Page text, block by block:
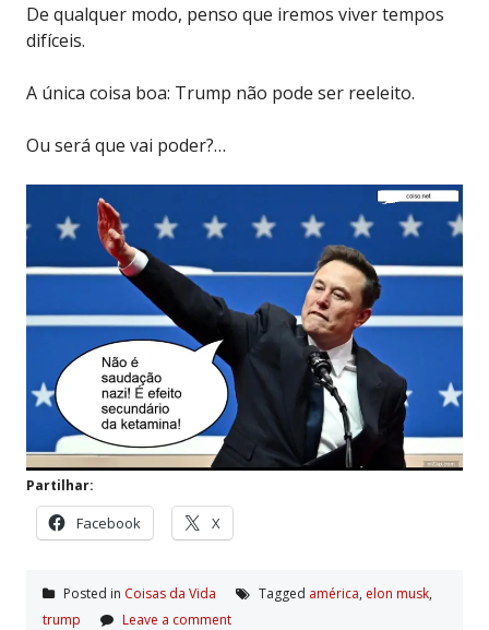
De qualquer modo, penso que iremos viver tempos
difíceis.
A única coisa boa: Trump não pode ser reeleito.
Ou será que vai poder?…
Partilhar:
Facebook X
Posted in Coisas da Vida Tagged américa, elon musk,
trump
Leave a comment